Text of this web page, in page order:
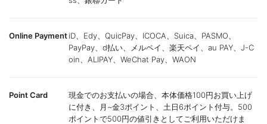
Online PaymentiD、Edy、QuicPay、ICOCA、Suica、PASMO、
PayPay、d払い、メルペイ、楽天ペイ、au PAY、J-C
oin、ALIPAY、WeChat Pay、WAON
Point Card
現金でのお支払いの場合、本体価格100円お買い上げ
に付き、月~金3ポイント、土日6ポイント付与。500
ポイントで500円の値引きとしてご利用いただけま